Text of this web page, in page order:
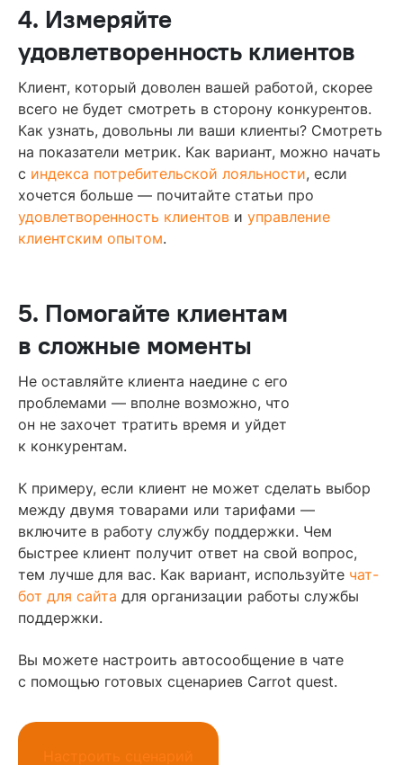
4. Измеряйте
удовлетворенность клиентов
Клиент, который доволен вашей работой, скорее
всего не будет смотреть в сторону конкурентов.
Как узнать, довольны ли ваши клиенты? Смотреть
на показатели метрик. Как вариант, можно начать
с индекса потребительской лояльности, если
хочется больше — почитайте статьи про
удовлетворенность клиентов и управление
клиентским опытом.
5. Помогайте клиентам
в сложные моменты
Не оставляйте клиента наедине с его
проблемами — вполне возможно, что
он не захочет тратить время и уйдет
к конкурентам.
К примеру, если клиент не может сделать выбор
между двумя товарами или тарифами —
включите в работу службу поддержки. Чем
быстрее клиент получит ответ на свой вопрос,
тем лучше для вас. Как вариант, используйте чат-
бот для сайта для организации работы службы
поддержки.
Вы можете настроить автосообщение в чате
с помощью готовых сценариев Carrot quest.